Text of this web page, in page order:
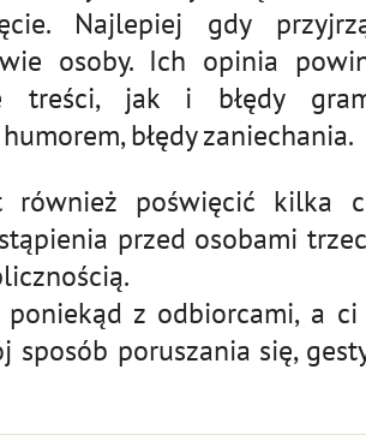
Najlepiej gdy
osoby. Ich opinia
treści, jak i błędy
błędy zaniechania.
również poświęcić kilka
przed osobami
poniekąd z odbiorcami, a
sposób poruszania się,